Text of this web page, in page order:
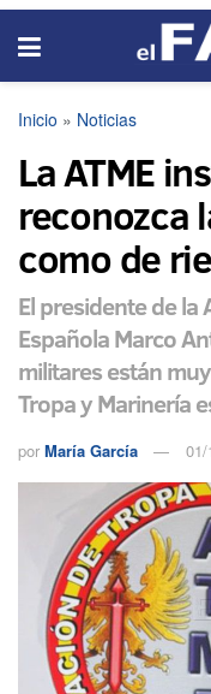
Inicio » Noticias
La ATME
reconozca
como de
El presidente de la
Española Marco
militares están
Tropa y Marinería
por María García